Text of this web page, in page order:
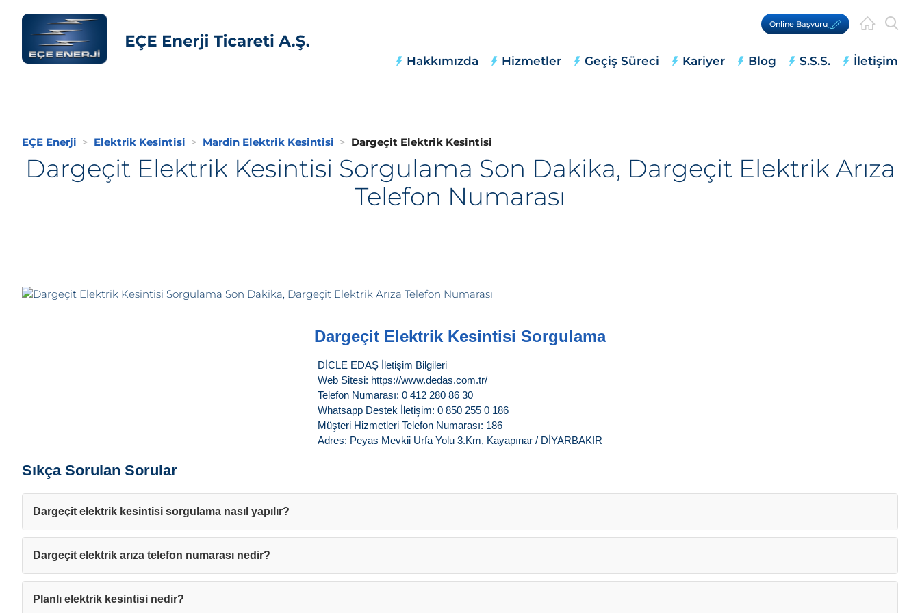
Online Başvuru
Hakkımızda Hizmetler Geçiş Süreci Kariyer Blog S.S.S. İletişim
EÇE Enerji Elektrik Kesintisi Mardin Elektrik Kesintisi Dargeçit Elektrik Kesintisi
Dargeçit Elektrik Kesintisi Sorgulama Son Dakika, Dargeçit Elektrik Arıza
Telefon Numarası
Dargeçit Elektrik Kesintisi Sorgulama
DİCLE EDAŞ İletişim Bilgileri
Web Sitesi: https://www.dedas.com.tr/
Telefon Numarası: 0 412 280 86 30
Whatsapp Destek İletişim: 0 850 255 0 186
Müşteri Hizmetleri Telefon Numarası: 186
Adres: Peyas Mevkii Urfa Yolu 3.Km, Kayapınar / DİYARBAKIR
Sıkça Sorulan Sorular
Dargeçit elektrik kesintisi sorgulama nasıl yapılır?
Dargeçit elektrik arıza telefon numarası nedir?
Planlı elektrik kesintisi nedir?